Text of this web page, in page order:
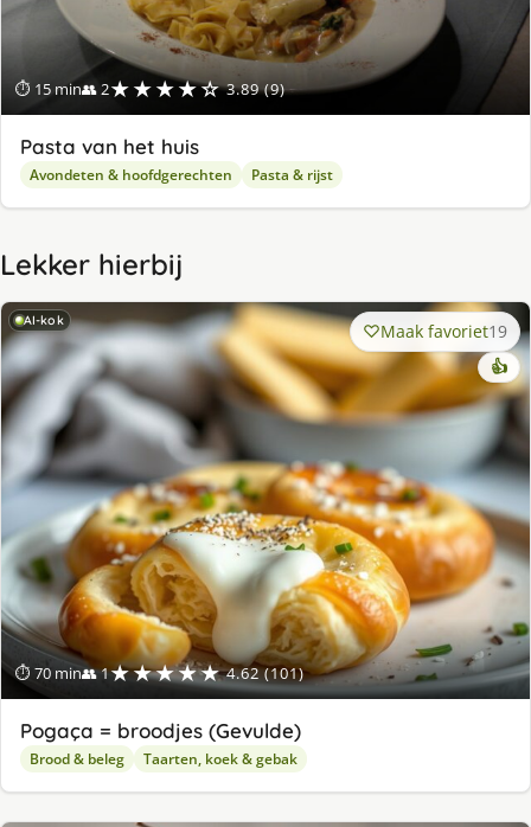
⏱ 15 min👥 2★★★★☆ 3.89 (9)
Pasta van het huis
Avondeten & hoofdgerechten Pasta & rijst
Lekker hierbij
AI-kok
⏱ 70 min👥 1★★★★★ 4.62 (101)
Maak favoriet19
👍
Pogaça = broodjes (Gevulde)
Brood & beleg Taarten, koek & gebak